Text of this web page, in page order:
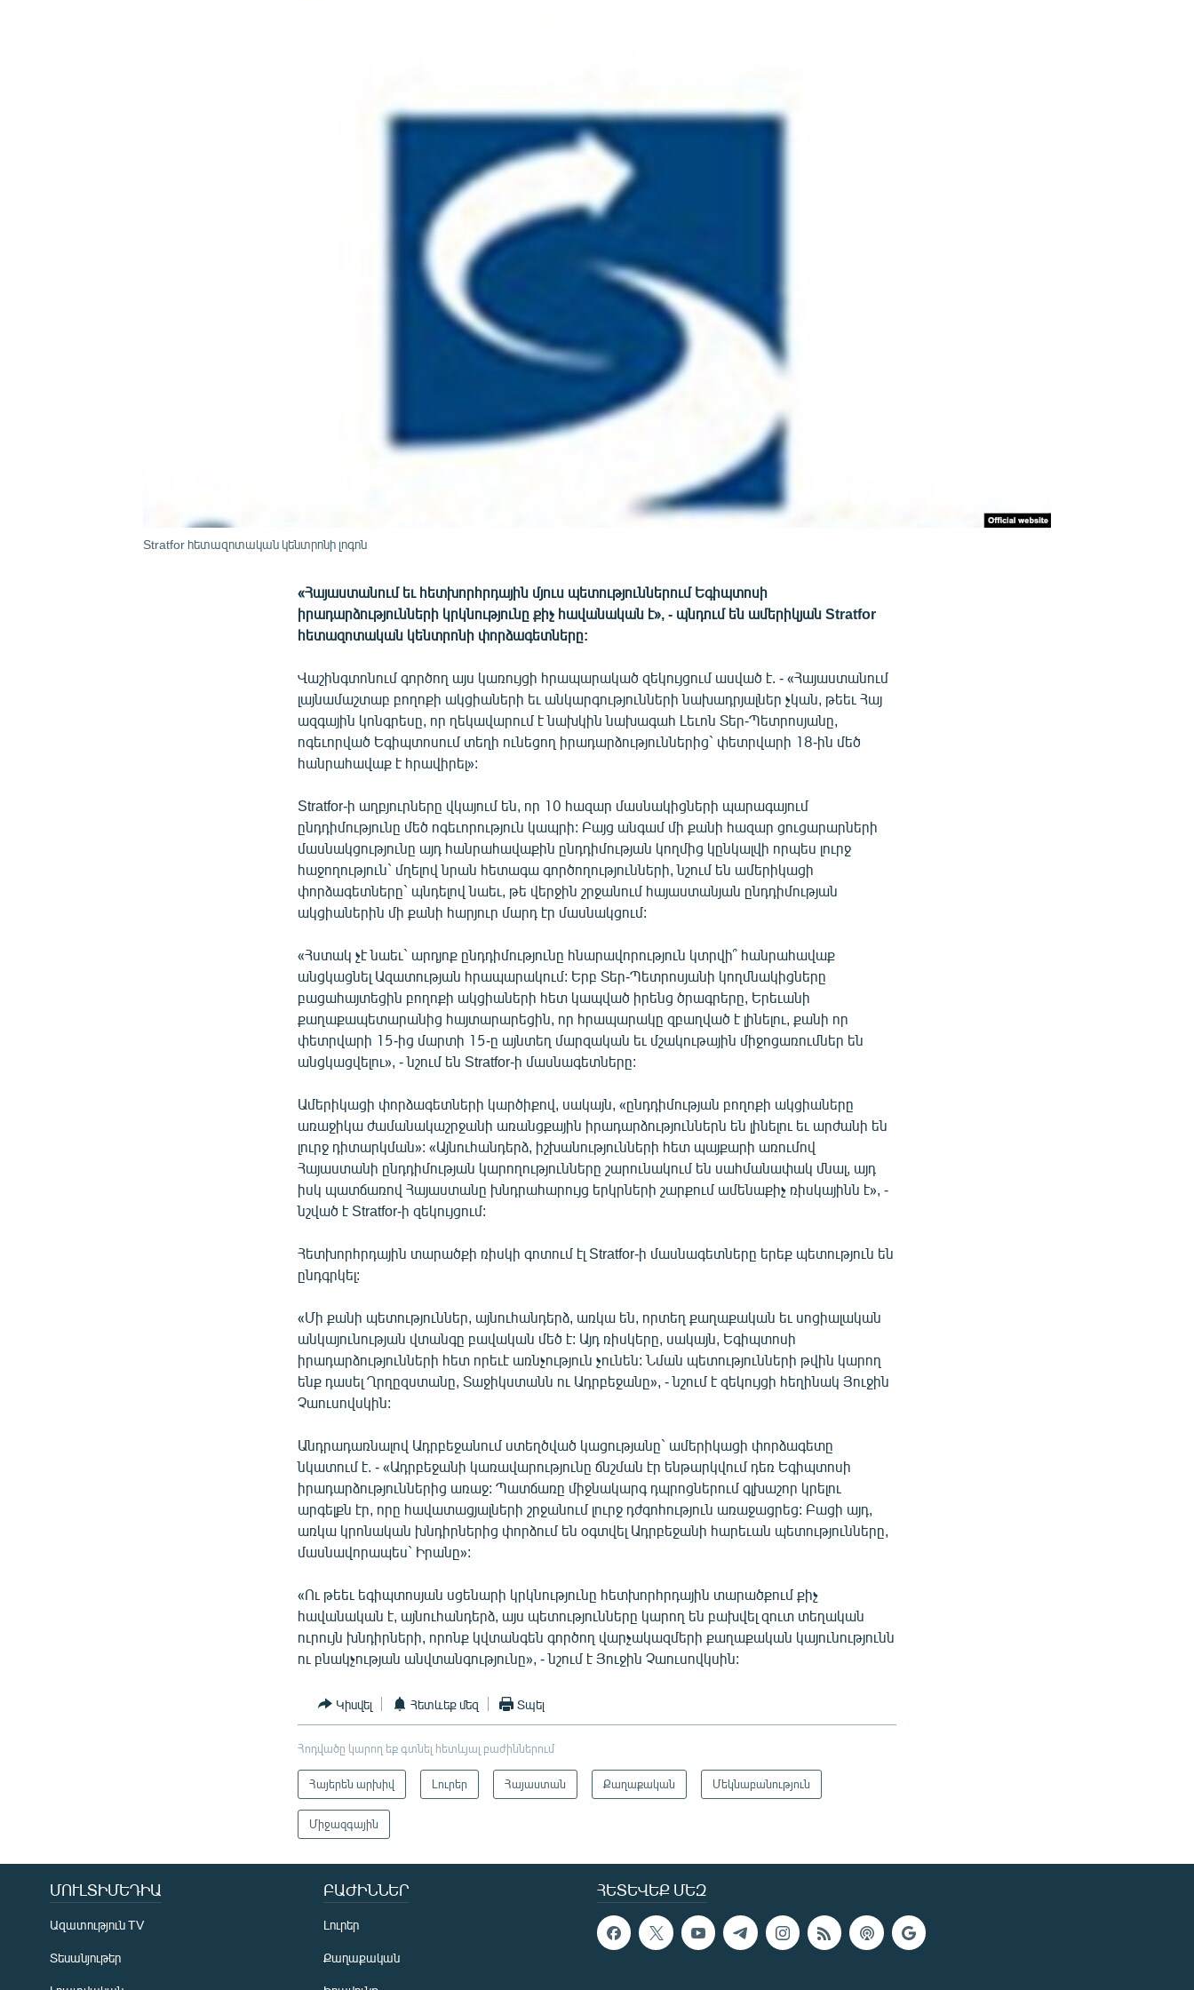
Stratfor հետազոտական կենտրոնի լոգոն
«Հայաստանում եւ հետխորհրդային մյուս պետություններում Եգիպտոսի
իրադարձությունների կրկնությունը քիչ հավանական է», - պնդում են ամերիկյան Stratfor
հետազոտական կենտրոնի փորձագետները:
Վաշինգտոնում գործող այս կառույցի հրապարակած զեկույցում ասված է. - «Հայաստանում
լայնամաշտաբ բողոքի ակցիաների եւ անկարգությունների նախադրյալներ չկան, թեեւ Հայ
ազգային կոնգրեսը, որ ղեկավարում է նախկին նախագահ Լեւոն Տեր-Պետրոսյանը,
ոգեւորված Եգիպտոսում տեղի ունեցող իրադարձություններից` փետրվարի 18-ին մեծ
հանրահավաք է հրավիրել»:
Stratfor-ի աղբյուրները վկայում են, որ 10 հազար մասնակիցների պարագայում
ընդդիմությունը մեծ ոգեւորություն կապրի: Բայց անգամ մի քանի հազար ցուցարարների
մասնակցությունը այդ հանրահավաքին ընդդիմության կողմից կընկալվի որպես լուրջ
հաջողություն` մղելով նրան հետագա գործողությունների, նշում են ամերիկացի
փորձագետները` պնդելով նաեւ, թե վերջին շրջանում հայաստանյան ընդդիմության
ակցիաներին մի քանի հարյուր մարդ էր մասնակցում:
«Հստակ չէ նաեւ` արդյոք ընդդիմությունը հնարավորություն կտրվի՞ հանրահավաք
անցկացնել Ազատության հրապարակում: Երբ Տեր-Պետրոսյանի կողմնակիցները
բացահայտեցին բողոքի ակցիաների հետ կապված իրենց ծրագրերը, Երեւանի
քաղաքապետարանից հայտարարեցին, որ հրապարակը զբաղված է լինելու, քանի որ
փետրվարի 15-ից մարտի 15-ը այնտեղ մարզական եւ մշակութային միջոցառումներ են
անցկացվելու», - նշում են Stratfor-ի մասնագետները:
Ամերիկացի փորձագետների կարծիքով, սակայն, «ընդդիմության բողոքի ակցիաները
առաջիկա ժամանակաշրջանի առանցքային իրադարձություններն են լինելու եւ արժանի են
լուրջ դիտարկման»: «Այնուհանդերձ, իշխանությունների հետ պայքարի առումով
Հայաստանի ընդդիմության կարողությունները շարունակում են սահմանափակ մնալ, այդ
իսկ պատճառով Հայաստանը խնդրահարույց երկրների շարքում ամենաքիչ ռիսկայինն է», -
նշված է Stratfor-ի զեկույցում:
Հետխորհրդային տարածքի ռիսկի գոտում էլ Stratfor-ի մասնագետները երեք պետություն են
ընդգրկել:
«Մի քանի պետություններ, այնուհանդերձ, առկա են, որտեղ քաղաքական եւ սոցիալական
անկայունության վտանգը բավական մեծ է: Այդ ռիսկերը, սակայն, Եգիպտոսի
իրադարձությունների հետ որեւէ առնչություն չունեն: Նման պետությունների թվին կարող
ենք դասել Ղրղըզստանը, Տաջիկստանն ու Ադրբեջանը», - նշում է զեկույցի հեղինակ Յուջին
Չաուսովսկին:
Անդրադառնալով Ադրբեջանում ստեղծված կացությանը` ամերիկացի փորձագետը
նկատում է. - «Ադրբեջանի կառավարությունը ճնշման էր ենթարկվում դեռ Եգիպտոսի
իրադարձություններից առաջ: Պատճառը միջնակարգ դպրոցներում գլխաշոր կրելու
արգելքն էր, որը հավատացյալների շրջանում լուրջ դժգոհություն առաջացրեց: Բացի այդ,
առկա կրոնական խնդիրներից փորձում են օգտվել Ադրբեջանի հարեւան պետությունները,
մասնավորապես` Իրանը»:
«Ու թեեւ եգիպտոսյան սցենարի կրկնությունը հետխորհրդային տարածքում քիչ
հավանական է, այնուհանդերձ, այս պետությունները կարող են բախվել զուտ տեղական
ուրույն խնդիրների, որոնք կվտանգեն գործող վարչակազմերի քաղաքական կայունությունն
ու բնակչության անվտանգությունը», - նշում է Յուջին Չաուսովկսին:
Կիսվել Հետևեք մեզ Տպել
Հոդվածը կարող եք գտնել հետևյալ բաժիններում
Հայերեն արխիվ Լուրեր Հայաստան Քաղաքական Մեկնաբանություն
Միջազգային
ՀԵՏԵՎԵՔ ՄԵԶ
ՄՈՒԼՏԻՄԵԴԻԱ
Ազատություն TV
Տեսանյութեր
ԲԱԺԻՆՆԵՐ
Լուրեր
Քաղաքական